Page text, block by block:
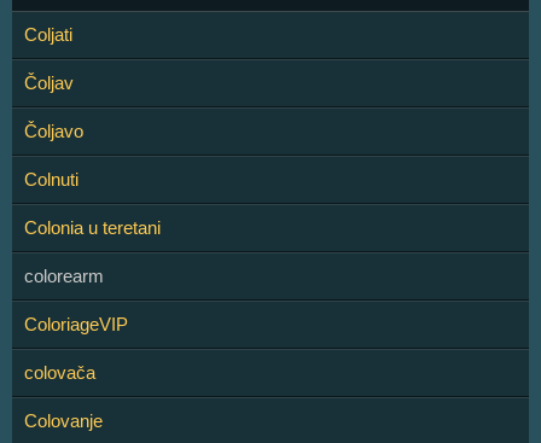
Coljati
Čoljav
Čoljavo
Colnuti
Colonia u teretani
colorearm
ColoriageVIP
colovača
Colovanje